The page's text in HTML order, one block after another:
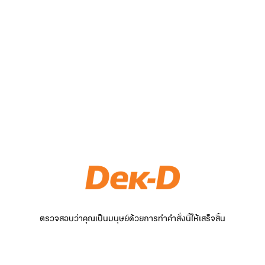
ตรวจสอบว่าคุณเป็นมนุษย์ด้วยการทำคำสั่งนี้ให้เสร็จสิ้น